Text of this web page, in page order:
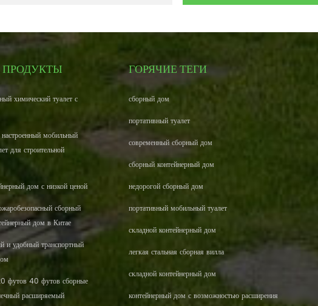
ПРОДУКТЫ
химический туалет с
мобильный
для строительной
дом с низкой ценой
сборный
дом в Китае
и удобный транспортный
футов 40 футов сборные
расширяемый
ГОРЯЧИЕ ТЕГИ
сборный дом
портативный туалет
современный сборный дом
сборный контейнерный дом
недорогой сборный дом
портативный мобильный туалет
складной контейнерный дом
легкая стальная сборная вилла
складной контейнерный дом
контейнерный дом с возможностью расширения